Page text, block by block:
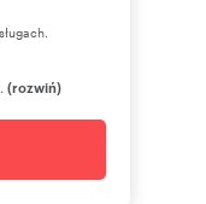
(rozwiń)